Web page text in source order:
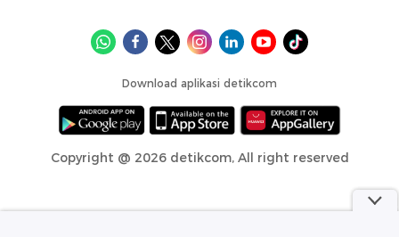
Download aplikasi detikcom
Copyright @ 2026 detikcom, All right reserved